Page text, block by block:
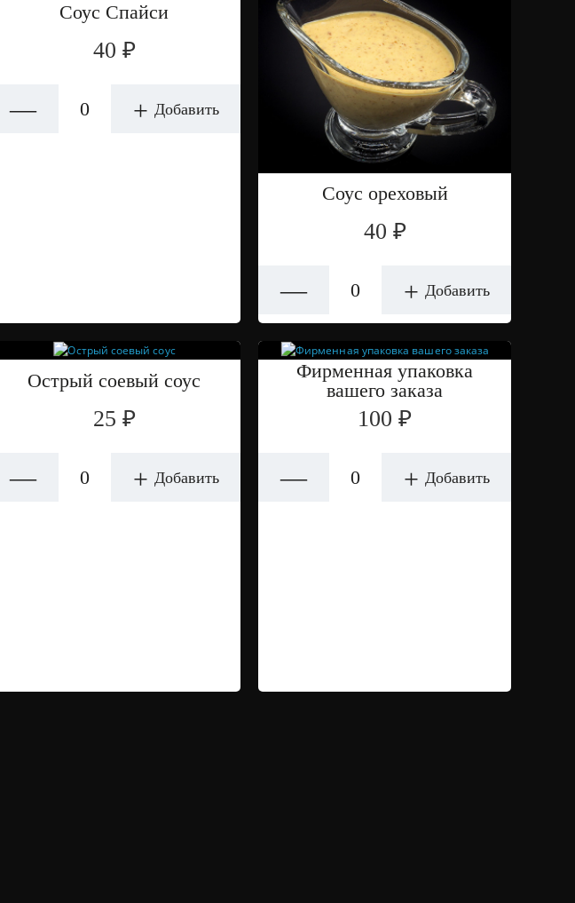
Соус Спайси
40 ₽
— + Добавить
Соус ореховый
40 ₽
— + Добавить
Острый соевый соус
25 ₽
— + Добавить
Фирменная упаковка
вашего заказа
100 ₽
— + Добавить